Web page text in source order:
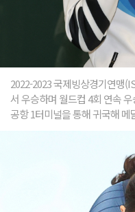
2022-2023 국제빙상경기연맹
서 우승하며 월드컵 4회 연속
공항 1터미널을 통해 귀국해